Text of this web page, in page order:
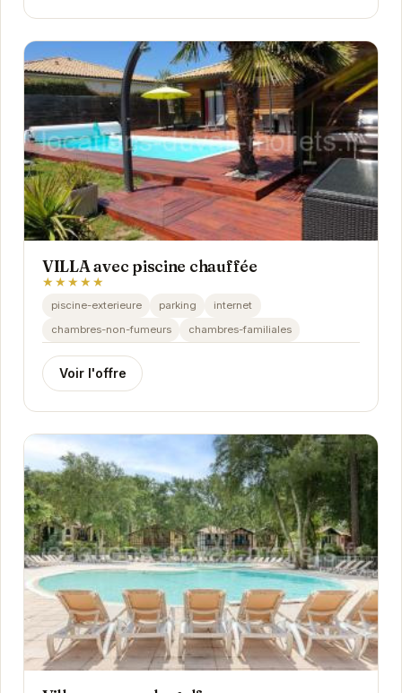
VILLA avec piscine chauffée
★★★★★
piscine-exterieure parking
internet
chambres-non-fumeurs
chambres-familiales
Voir l'offre